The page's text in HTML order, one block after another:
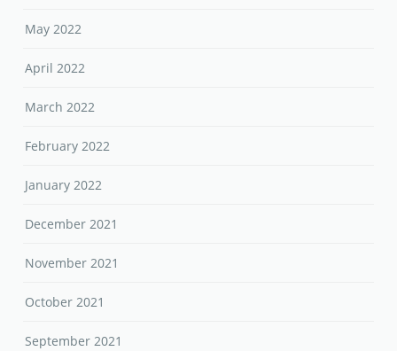
May 2022
April 2022
March 2022
February 2022
January 2022
December 2021
November 2021
October 2021
September 2021